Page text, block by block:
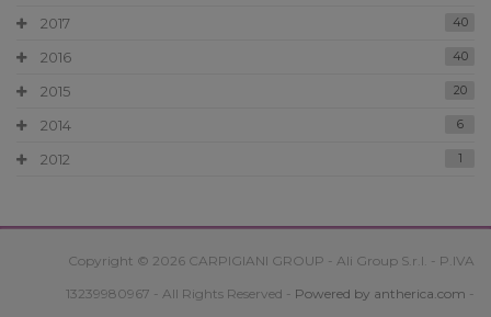
2017 40
2016 40
2015 20
2014 6
2012 1
Copyright © 2026 CARPIGIANI GROUP - Ali Group S.r.l. - P.IVA
13239980967 - All Rights Reserved - Powered by antherica.com -